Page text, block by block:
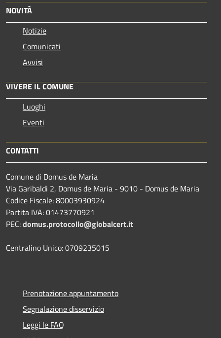
NOVITÀ
Notizie
Comunicati
Avvisi
VIVERE IL COMUNE
Luoghi
Eventi
CONTATTI
Comune di Domus de Maria
Via Garibaldi 2, Domus de Maria - 9010 - Domus de Maria
Codice Fiscale: 80003930924
Partita IVA: 01473770921
PEC:domus.protocollo@globalcert.it
Centralino Unico: 0709235015
Prenotazione appuntamento
Segnalazione disservizio
Leggi le FAQ